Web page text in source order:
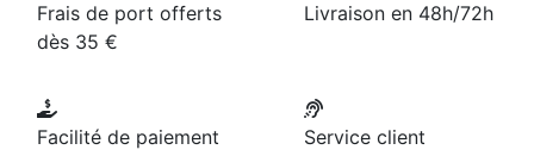
Frais de port offerts
dès 35 €
Livraison en 48h/72h
Facilité de paiement
Service client